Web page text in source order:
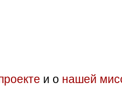
и о нашей